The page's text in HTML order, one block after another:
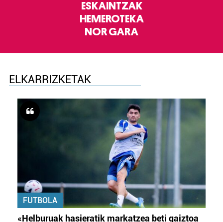
ESKAINTZAK
HEMEROTEKA
NOR GARA
ELKARRIZKETAK
FUTBOLA
«Helburuak hasieratik markatzea beti gaiztoa